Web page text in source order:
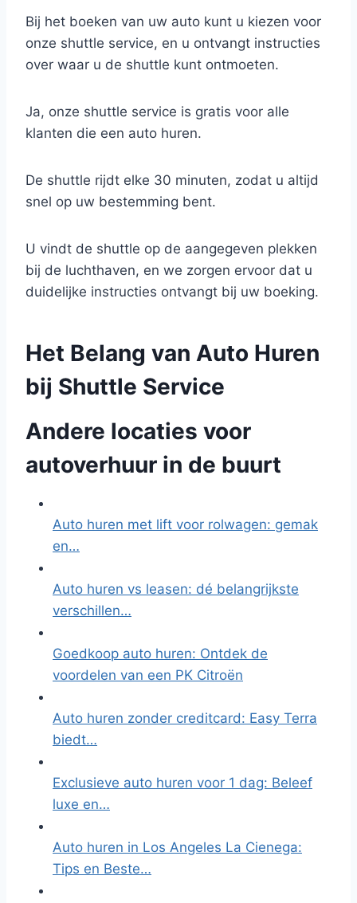
Bij het boeken van uw auto kunt u kiezen voor
onze shuttle service, en u ontvangt instructies
over waar u de shuttle kunt ontmoeten.
Ja, onze shuttle service is gratis voor alle
klanten die een auto huren.
De shuttle rijdt elke 30 minuten, zodat u altijd
snel op uw bestemming bent.
U vindt de shuttle op de aangegeven plekken
bij de luchthaven, en we zorgen ervoor dat u
duidelijke instructies ontvangt bij uw boeking.
Het Belang van Auto Huren
bij Shuttle Service
Andere locaties voor
autoverhuur in de buurt
Auto huren met lift voor rolwagen: gemak
en…
Auto huren vs leasen: dé belangrijkste
verschillen…
Goedkoop auto huren: Ontdek de
voordelen van een PK Citroën
Auto huren zonder creditcard: Easy Terra
biedt…
Exclusieve auto huren voor 1 dag: Beleef
luxe en…
Auto huren in Los Angeles La Cienega:
Tips en Beste…